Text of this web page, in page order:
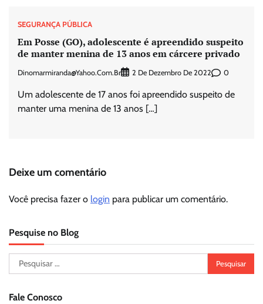
SEGURANÇA PÚBLICA
Em Posse (GO), adolescente é apreendido suspeito
de manter menina de 13 anos em cárcere privado
Dinomarmiranda@yahoo.com.br 2 De Dezembro De 2022 0
Um adolescente de 17 anos foi apreendido suspeito de
manter uma menina de 13 anos […]
Deixe um comentário
Você precisa fazer o login para publicar um comentário.
Pesquise no Blog
Pesquisar
por:
Fale Conosco